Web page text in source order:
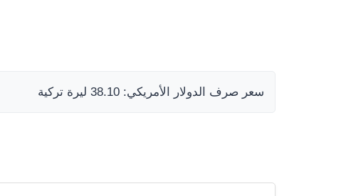
سعر صرف الدولار الأمريكي: 38.10 ليرة تركية